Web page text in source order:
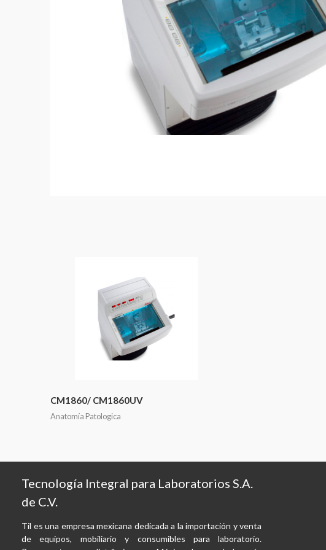
CM1860/ CM1860UV
Anatomía Patologica
Tecnología Integral para Laboratorios S.A.
de C.V.
Til es una empresa mexicana dedicada a la importación y venta
de equipos, mobiliario y consumibles para laboratorio.